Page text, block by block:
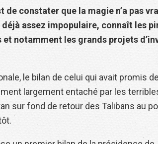
de constater que la magie n’a pas
assez impopulaire, connaît les
notamment les grands projets
le bilan de celui qui avait promis
largement entaché par les
sur fond de retour des Talibans au